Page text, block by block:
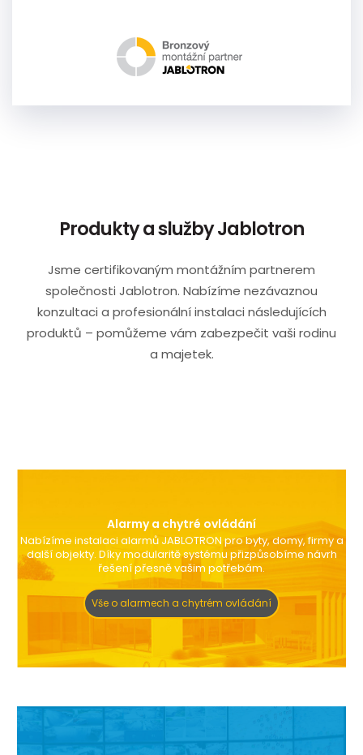
Produkty a služby Jablotron
Jsme certifikovaným montážním partnerem
společnosti Jablotron. Nabízíme nezávaznou
konzultaci a profesionální instalaci následujících
produktů – pomůžeme vám zabezpečit vaši rodinu
a majetek.
Alarmy a chytré ovládání
Nabízíme instalaci alarmů JABLOTRON pro byty, domy, firmy a
další objekty. Díky modularitě systému přizpůsobíme návrh
řešení přesně vašim potřebám.
Vše o alarmech a chytrém ovládání